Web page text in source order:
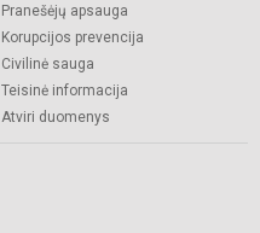
Pranešėjų apsauga
Korupcijos prevencija
Civilinė sauga
Teisinė informacija
Atviri duomenys